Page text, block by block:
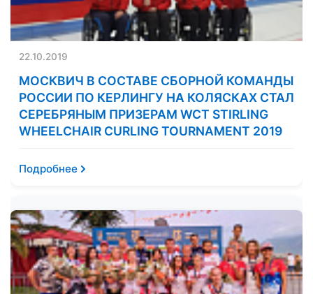
22.10.2019
МОСКВИЧ В СОСТАВЕ СБОРНОЙ КОМАНДЫ
РОССИИ ПО КЕРЛИНГУ НА КОЛЯСКАХ СТАЛ
СЕРЕБРЯНЫМ ПРИЗЕРАМ WCT STIRLING
WHEELCHAIR CURLING TOURNAMENT 2019
Подробнее